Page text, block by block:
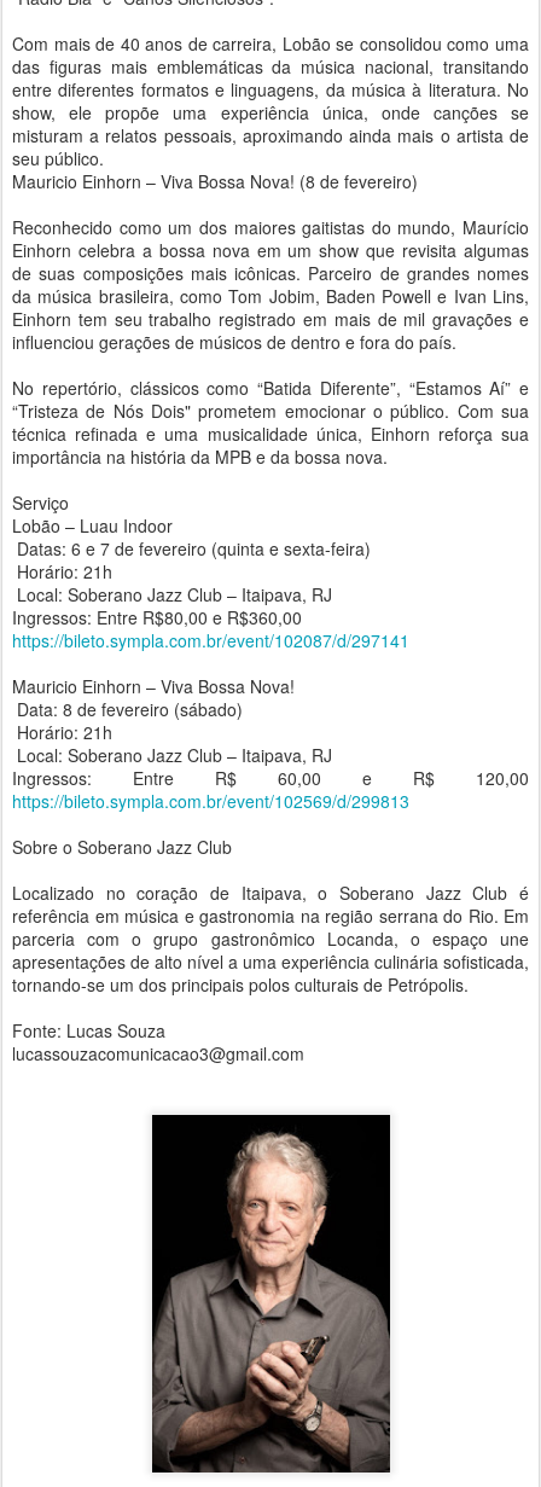
Com mais de 40 anos de carreira, Lobão se consolidou como uma
das figuras mais emblemáticas da música nacional, transitando
entre diferentes formatos e linguagens, da música à literatura. No
show, ele propõe uma experiência única, onde canções se
misturam a relatos pessoais, aproximando ainda mais o artista de
seu público.
Mauricio Einhorn – Viva Bossa Nova! (8 de fevereiro)
Reconhecido como um dos maiores gaitistas do mundo, Maurício
Einhorn celebra a bossa nova em um show que revisita algumas
de suas composições mais icônicas. Parceiro de grandes nomes
da música brasileira, como Tom Jobim, Baden Powell e Ivan Lins,
Einhorn tem seu trabalho registrado em mais de mil gravações e
influenciou gerações de músicos de dentro e fora do país.
No repertório, clássicos como “Batida Diferente”, “Estamos Aí” e
“Tristeza de Nós Dois" prometem emocionar o público. Com sua
técnica refinada e uma musicalidade única, Einhorn reforça sua
importância na história da MPB e da bossa nova.
Serviço
Lobão – Luau Indoor
Datas: 6 e 7 de fevereiro (quinta e sexta-feira)
Horário: 21h
Local: Soberano Jazz Club – Itaipava, RJ
Ingressos: Entre R$80,00 e R$360,00
https://bileto.sympla.com.br/event/102087/d/297141
Mauricio Einhorn – Viva Bossa Nova!
Data: 8 de fevereiro (sábado)
Horário: 21h
Local: Soberano Jazz Club – Itaipava, RJ
Ingressos: Entre R$ 60,00 e R$ 120,00
https://bileto.sympla.com.br/event/102569/d/299813
Sobre o Soberano Jazz Club
Localizado no coração de Itaipava, o Soberano Jazz Club é
referência em música e gastronomia na região serrana do Rio. Em
parceria com o grupo gastronômico Locanda, o espaço une
apresentações de alto nível a uma experiência culinária sofisticada,
tornando-se um dos principais polos culturais de Petrópolis.
Fonte: Lucas Souza
lucassouzacomunicacao3@gmail.com